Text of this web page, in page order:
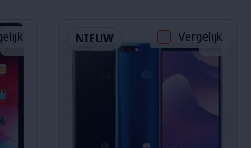
NIEUW Vergelijk